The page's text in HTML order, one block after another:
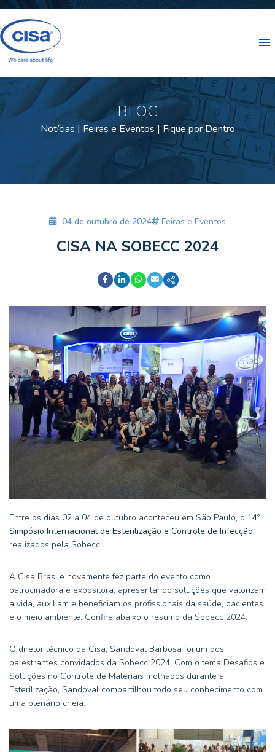
menu
BLOG
Notícias | Feiras e Eventos | Fique por Dentro
04 de outubro de 2024 Feiras e Eventos
CISA NA SOBECC 2024
Entre os dias 02 a 04 de outubro aconteceu em São Paulo, o 14º
Simpósio Internacional de Esterilização e Controle de Infecção,
realizados pela Sobecc.
A Cisa Brasile novamente fez parte do evento como
patrocinadora e expositora, apresentando soluções que valorizam
a vida, auxiliam e beneficiam os profissionais da saúde, pacientes
e o meio ambiente. Confira abaixo o resumo da Sobecc 2024.
O diretor técnico da Cisa, Sandoval Barbosa foi um dos
palestrantes convidados da Sobecc 2024. Com o tema Desafios e
Soluções no Controle de Materiais molhados durante a
Esterilização, Sandoval compartilhou todo seu conhecimento com
uma plenário cheia.